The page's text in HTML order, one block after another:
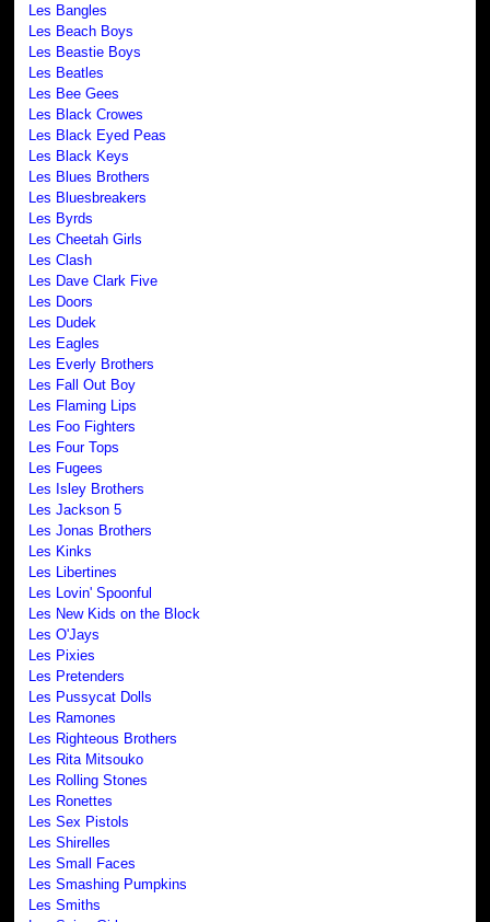
Les Bangles
Les Beach Boys
Les Beastie Boys
Les Beatles
Les Bee Gees
Les Black Crowes
Les Black Eyed Peas
Les Black Keys
Les Blues Brothers
Les Bluesbreakers
Les Byrds
Les Cheetah Girls
Les Clash
Les Dave Clark Five
Les Doors
Les Dudek
Les Eagles
Les Everly Brothers
Les Fall Out Boy
Les Flaming Lips
Les Foo Fighters
Les Four Tops
Les Fugees
Les Isley Brothers
Les Jackson 5
Les Jonas Brothers
Les Kinks
Les Libertines
Les Lovin' Spoonful
Les New Kids on the Block
Les O'Jays
Les Pixies
Les Pretenders
Les Pussycat Dolls
Les Ramones
Les Righteous Brothers
Les Rita Mitsouko
Les Rolling Stones
Les Ronettes
Les Sex Pistols
Les Shirelles
Les Small Faces
Les Smashing Pumpkins
Les Smiths